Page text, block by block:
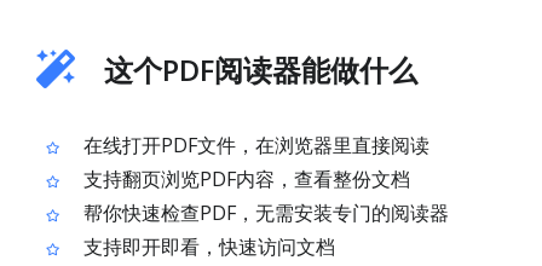
这个PDF阅读器能做什么
在线打开PDF文件，在浏览器里直接阅读
支持翻页浏览PDF内容，查看整份文档
帮你快速检查PDF，无需安装专门的阅读器
支持即开即看，快速访问文档